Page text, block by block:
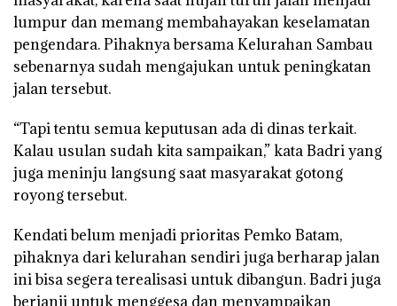
lumpur dan memang membahayakan keselamatan
pengendara. Pihaknya bersama Kelurahan Sambau
sebenarnya sudah mengajukan untuk peningkatan
jalan tersebut.
“Tapi tentu semua keputusan ada di dinas terkait.
Kalau usulan sudah kita sampaikan,” kata Badri yang
juga meninju langsung saat masyarakat gotong
royong tersebut.
Kendati belum menjadi prioritas Pemko Batam,
pihaknya dari kelurahan sendiri juga berharap jalan
ini bisa segera terealisasi untuk dibangun. Badri juga
berjanji untuk menggesa dan menyampaikan